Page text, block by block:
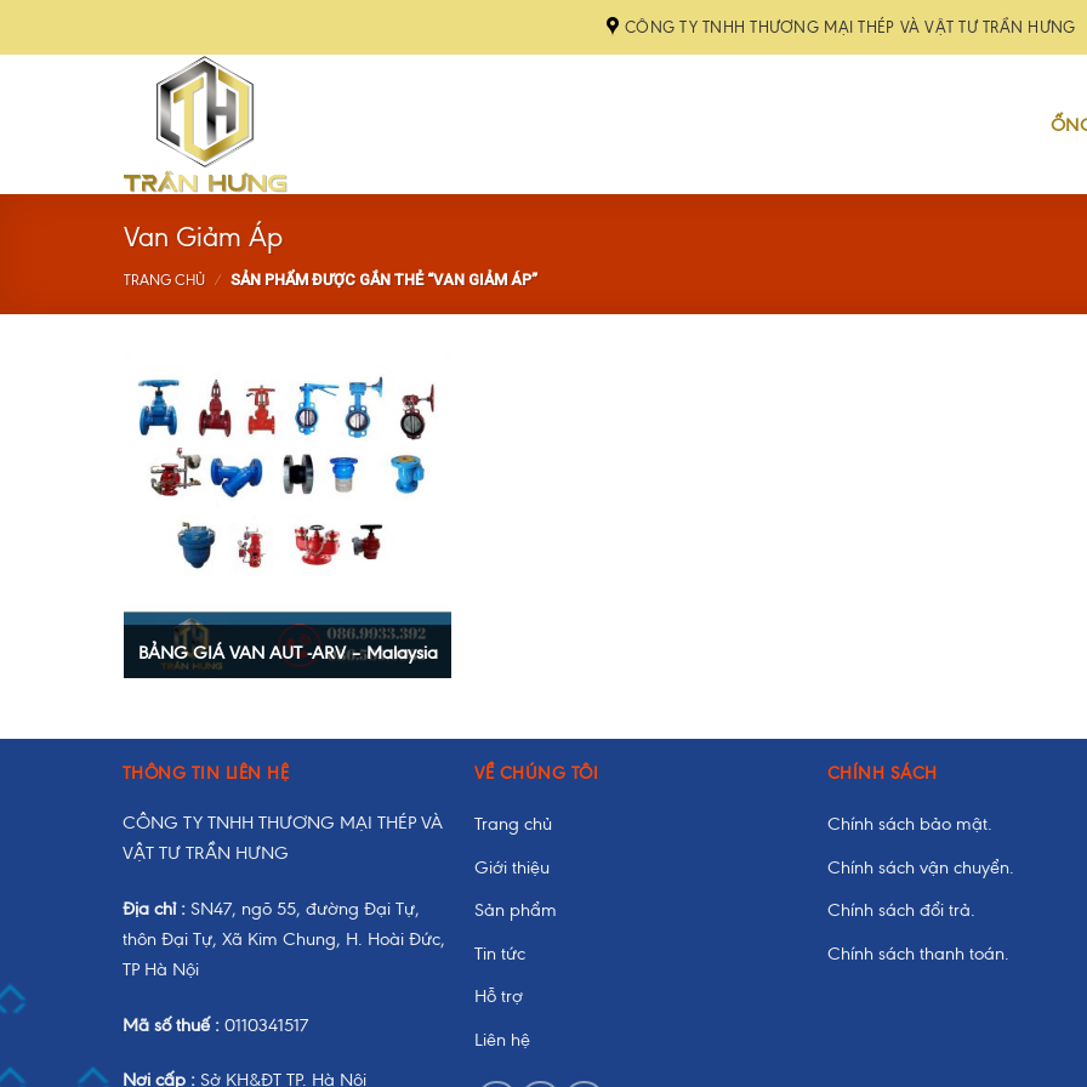
CÔNG TY TNHH THƯƠNG MẠI THÉP VÀ VẬT TƯ TRẦN HƯNG
Van Giảm Áp
TRANG CHỦ / SẢN PHẨM ĐƯỢC GẮN THẺ “VAN GIẢM ÁP”
+
BẢNG GIÁ VAN AUT -ARV – Malaysia
THÔNG TIN LIÊN HỆ
CÔNG TY TNHH THƯƠNG MẠI THÉP VÀ
VẬT TƯ TRẦN HƯNG
Địa chỉ :SN47, ngõ 55, đường Đại Tự,
thôn Đại Tự, Xã Kim Chung, H. Hoài Đức,
TP Hà Nội
Mã số thuế : 0110341517
Nơi cấp :Sở KH&ĐT TP. Hà Nội
VỀ CHÚNG TÔI
Trang chủ
Giới thiệu
Sản phẩm
Tin tức
Hỗ trợ
Liên hệ
CHÍNH SÁCH
Chính sách bảo mật.
Chính sách vận chuyển.
Chính sách đổi trả.
Chính sách thanh toán.